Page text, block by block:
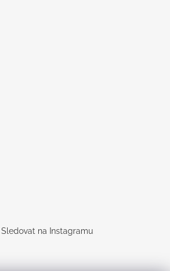
Sledovat na Instagramu